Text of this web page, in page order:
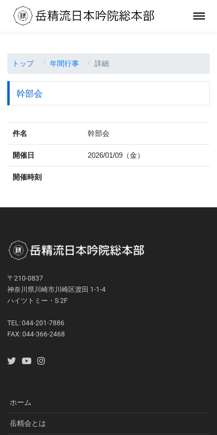
トップ 年間行事 詳細
幹部会
件名 幹部会
開催日 2026/01/09（金）
開催時刻
〒210-0837
神奈川県川崎市川崎区渡田 1-1-4
ハイツトミー・S 2F
TEL: 044-201-7886
FAX: 044-366-2468
ホーム
岳精会とは